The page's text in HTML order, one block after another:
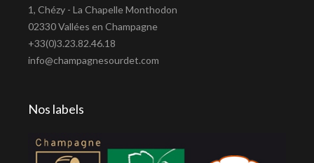
1, Chézy - La Chapelle Monthodon
02330 Vallées en Champagne
+33(0)3.23.82.46.18
info@champagnesourdet.com
Nos labels